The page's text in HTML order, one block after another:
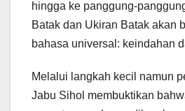
hingga ke panggung-
Batak dan Ukiran Batak akan
bahasa universal: keindahan
Melalui langkah kecil namun
Jabu Sihol membuktikan